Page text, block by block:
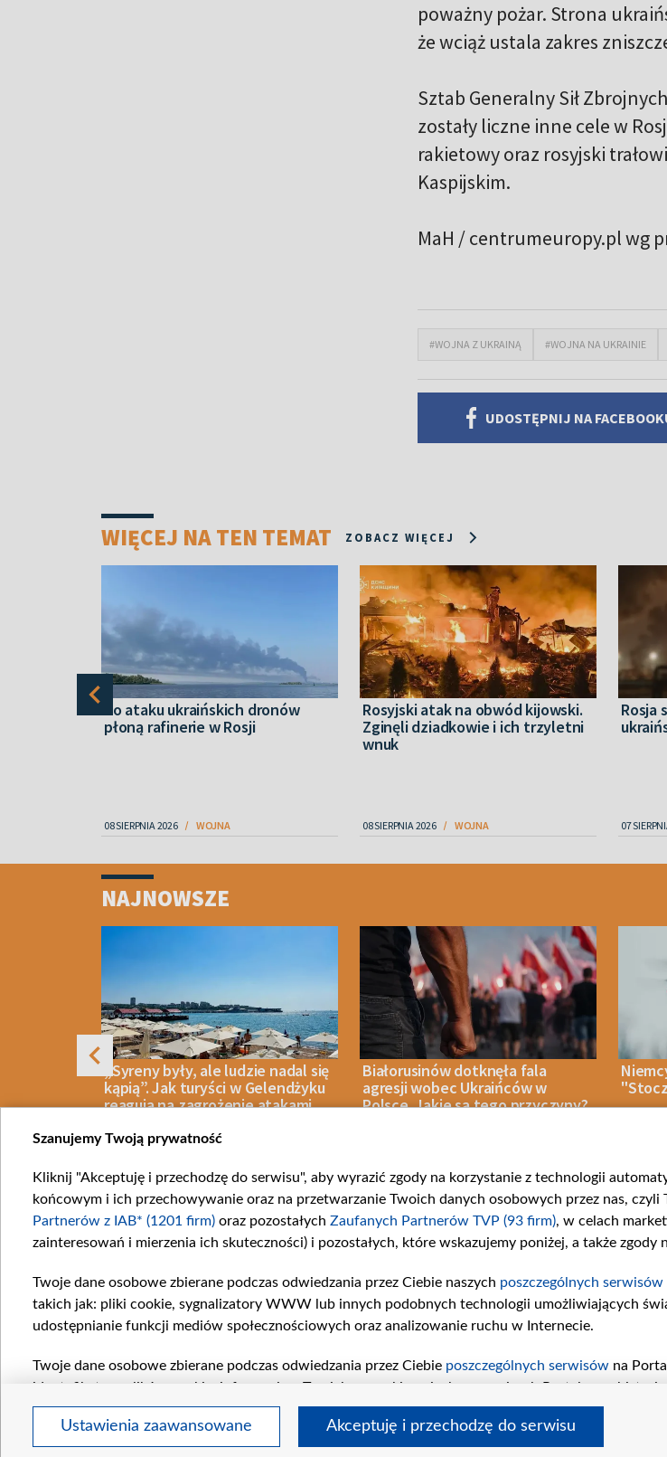
poważny pożar. Strona
że wciąż ustala zakres
Sztab Generalny Sił
zostały liczne inne cele w
rakietowy oraz rosyjski
Kaspijskim.
MaH / centrumeuropy.pl wg
#WOJNA Z UKRAINĄ #WOJNA NA UKRAINIE
UDOSTĘPNIJ NA
WIĘCEJ NA TEN TEMAT ZOBACZ WIĘCEJ
Po ataku ukraińskich dronów
płoną rafinerie w Rosji
08 SIERPNIA 2026 WOJNA
Rosyjski atak na obwód kijowski.
Zginęli dziadkowie i ich trzyletni
wnuk
08 SIERPNIA 2026 WOJNA
Rosja
07
NAJNOWSZE
„Syreny były, ale ludzie nadal się
kąpią”. Jak turyści w Gelendżyku
reagują na zagrożenie atakami
08 SIERPNIA 2026 LUDZIE
Białorusinów dotknęła fala
agresji wobec Ukraińców w
Polsce. Jakie są tego przyczyny?
08 SIERPNIA 2026 ANALIZA 08
Item
1
10
Kategorie
Wiadomości
Opinie
Centrum Europy
O nas
Informacje o
Szanujemy Twoją prywatność
Kliknij "Akceptuję i przechodzę do serwisu", aby wyrazić zgody na korzystanie z technologii
końcowym i ich przechowywanie oraz na przetwarzanie Twoich danych osobowych przez nas, czyli
Partnerów z IAB* (1201 firm) oraz pozostałych Zaufanych Partnerów TVP (93 firm), w celach
zainteresowań i mierzenia ich skuteczności) i pozostałych, które wskazujemy poniżej, a także
Twoje dane osobowe zbierane podczas odwiedzania przez Ciebie naszych poszczególnych serwisów
takich jak: pliki cookie, sygnalizatory WWW lub innych podobnych technologii umożliwiających
udostępnianie funkcji mediów społecznościowych oraz analizowanie ruchu w Internecie.
Twoje dane osobowe zbierane podczas odwiedzania przez Ciebie poszczególnych serwisów na
identyfikatory plików cookie, informacje o Twoich wyszukiwaniach w serwisach Portalu czy historia
pozostałychZaufanych Partnerów TVP
dla realizacji następujących celów i funkcji:
wyboru spersonalizowanych reklam, tworzenia profilu spersonalizowanych reklam, tworzenia
Ustawienia zaawansowane Akceptuję i przechodzę do serwisu